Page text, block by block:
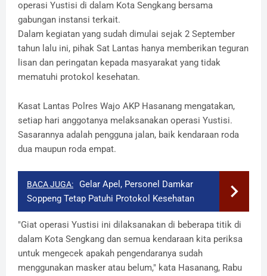
operasi Yustisi di dalam Kota Sengkang bersama
gabungan instansi terkait.
Dalam kegiatan yang sudah dimulai sejak 2 September
tahun lalu ini, pihak Sat Lantas hanya memberikan teguran
lisan dan peringatan kepada masyarakat yang tidak
mematuhi protokol kesehatan.
Kasat Lantas Polres Wajo AKP Hasanang mengatakan,
setiap hari anggotanya melaksanakan operasi Yustisi.
Sasarannya adalah pengguna jalan, baik kendaraan roda
dua maupun roda empat.
BACA JUGA:
Gelar Apel, Personel Damkar
Soppeng Tetap Patuhi Protokol Kesehatan
"Giat operasi Yustisi ini dilaksanakan di beberapa titik di
dalam Kota Sengkang dan semua kendaraan kita periksa
untuk mengecek apakah pengendaranya sudah
menggunakan masker atau belum," kata Hasanang, Rabu